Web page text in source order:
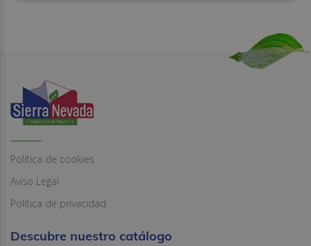
Política de cookies
Aviso Legal
Política de privacidad
Descubre nuestro catálogo